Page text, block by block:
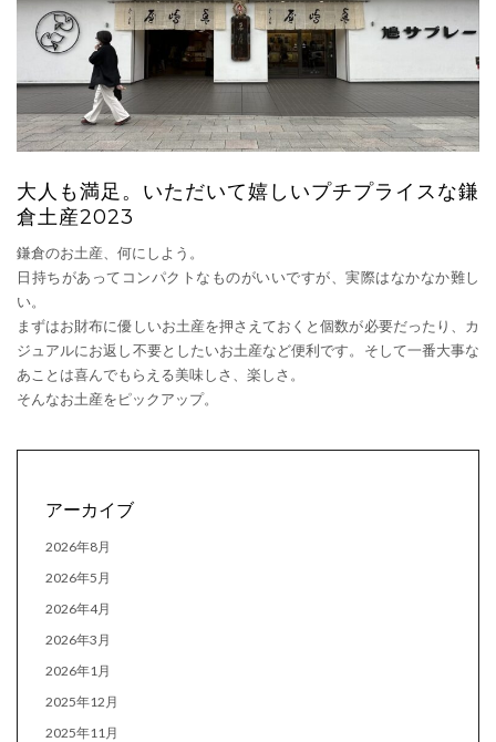
大人も満足。いただいて嬉しいプチプライスな鎌
倉土産2023
鎌倉のお土産、何にしよう。
日持ちがあってコンパクトなものがいいですが、実際はなかなか難し
い。
まずはお財布に優しいお土産を押さえておくと個数が必要だったり、カ
ジュアルにお返し不要としたいお土産など便利です。そして一番大事な
あことは喜んでもらえる美味しさ、楽しさ。
そんなお土産をピックアップ。
アーカイブ
2026年8月
2026年5月
2026年4月
2026年3月
2026年1月
2025年12月
2025年11月